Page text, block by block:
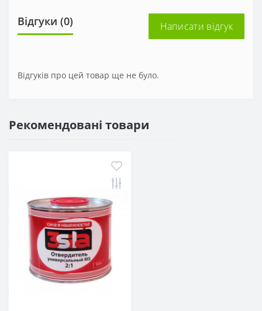
Відгуки (0) Написати відгук
Відгуків про цей товар ще не було.
Рекомендовані товари